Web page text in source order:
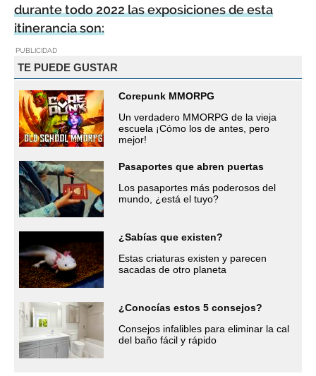
durante todo 2022 las exposiciones de esta
itinerancia son:
PUBLICIDAD
TE PUEDE GUSTAR
Corepunk MMORPG
Un verdadero MMORPG de la vieja
escuela ¡Cómo los de antes, pero
mejor!
Pasaportes que abren puertas
Los pasaportes más poderosos del
mundo, ¿está el tuyo?
¿Sabías que existen?
Estas criaturas existen y parecen
sacadas de otro planeta
¿Conocías estos 5 consejos?
Consejos infalibles para eliminar la cal
del baño fácil y rápido